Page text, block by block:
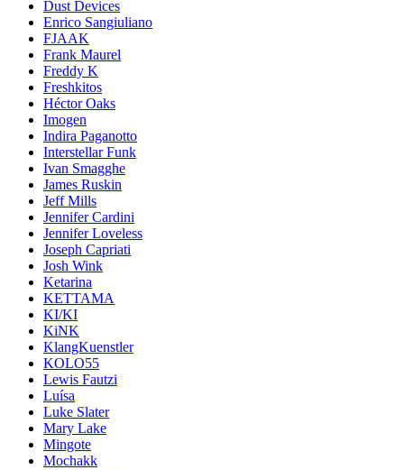
Dust Devices
Enrico Sangiuliano
FJAAK
Frank Maurel
Freddy K
Freshkitos
Héctor Oaks
Imogen
Indira Paganotto
Interstellar Funk
Ivan Smagghe
James Ruskin
Jeff Mills
Jennifer Cardini
Jennifer Loveless
Joseph Capriati
Josh Wink
Ketarina
KETTAMA
KI/KI
KiNK
KlangKuenstler
KOLO55
Lewis Fautzi
Luísa
Luke Slater
Mary Lake
Mingote
Mochakk